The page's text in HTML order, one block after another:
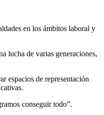
en los ámbitos laboral y
lucha de varias generaciones,
espacios de representación
conseguir todo”.